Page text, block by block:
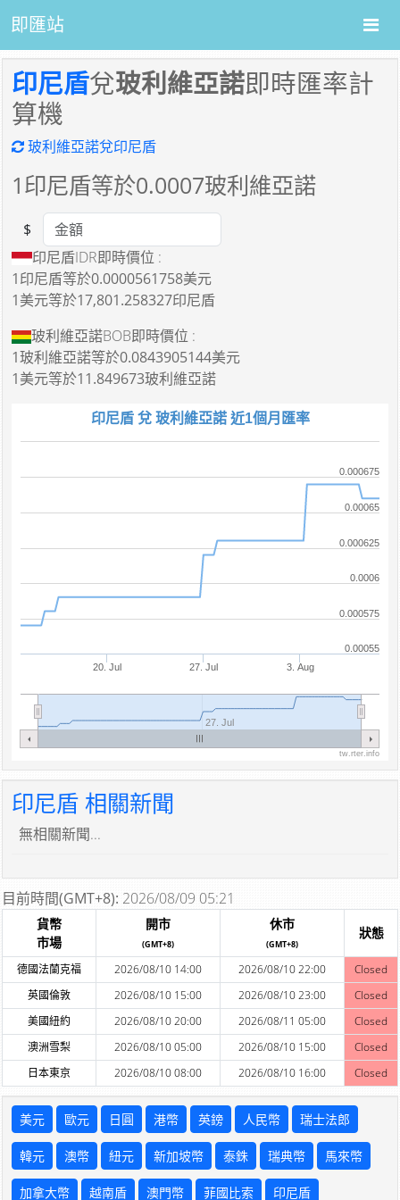
即匯站
印尼盾兌玻利維亞諾即時匯率計
算機
玻利維亞諾兌印尼盾
1印尼盾等於0.0007玻利維亞諾
Amount
$
印尼盾IDR即時價位 :
1印尼盾等於0.0000561758美元
1美元等於17,801.258327印尼盾
玻利維亞諾BOB即時價位 :
1玻利維亞諾等於0.0843905144美元
1美元等於11.849673玻利維亞諾
印尼盾 兌 玻利維亞諾 近1個月匯率
20. Jul 27. Jul 3. Aug
27. Jul
0.00055
0.000575
0.0006
0.000625
0.00065
0.000675
tw.rter.info
印尼盾 相關新聞
無相關新聞...
目前時間(GMT+8): 2026/08/09 05:21
貨幣
市場
開市
(GMT+8)
休市
(GMT+8)
狀態
德國法蘭克福 2026/08/10 14:00 2026/08/10 22:00
Closed
英國倫敦
2026/08/10 15:00 2026/08/10 23:00
Closed
美國紐約
2026/08/10 20:00 2026/08/11 05:00
Closed
澳洲雪梨
2026/08/10 05:00 2026/08/10 15:00
Closed
日本東京
2026/08/10 08:00 2026/08/10 16:00 Closed
美元 歐元 日圓 港幣 英鎊 人民幣 瑞士法郎
韓元 澳幣 紐元 新加坡幣 泰銖 瑞典幣 馬來幣
加拿大幣 越南盾 澳門幣 菲國比索 印尼盾